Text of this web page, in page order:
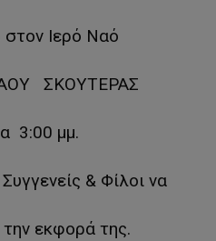
Ιερό Ναό
ΣΚΟΥΤΕΡΑΣ
3:00 μμ.
& Φίλοι να
εκφορά της.